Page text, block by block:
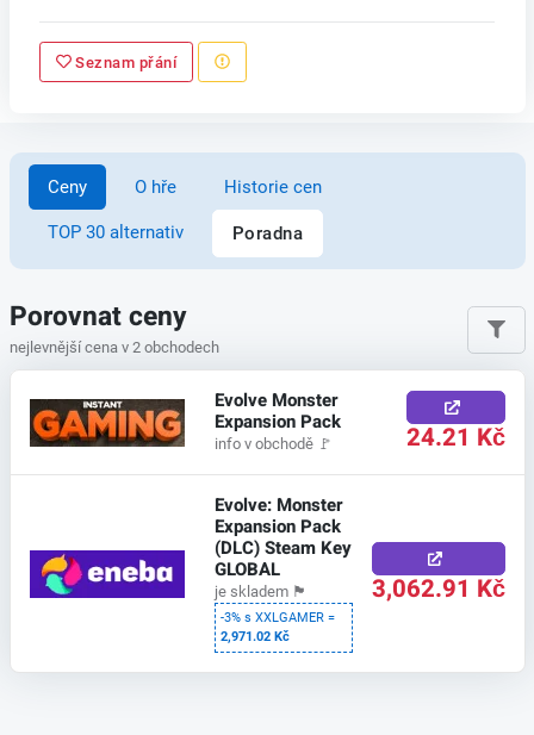
Seznam přání
Ceny O hře Historie cen
TOP 30 alternativ Poradna
Porovnat ceny
nejlevnější cena v 2 obchodech
Evolve Monster
Expansion Pack
info v obchodě 🚩 24.21 Kč
Evolve: Monster
Expansion Pack
(DLC) Steam Key
GLOBAL
je skladem 🏴
-3% s XXLGAMER =
2,971.02 Kč
3,062.91 Kč